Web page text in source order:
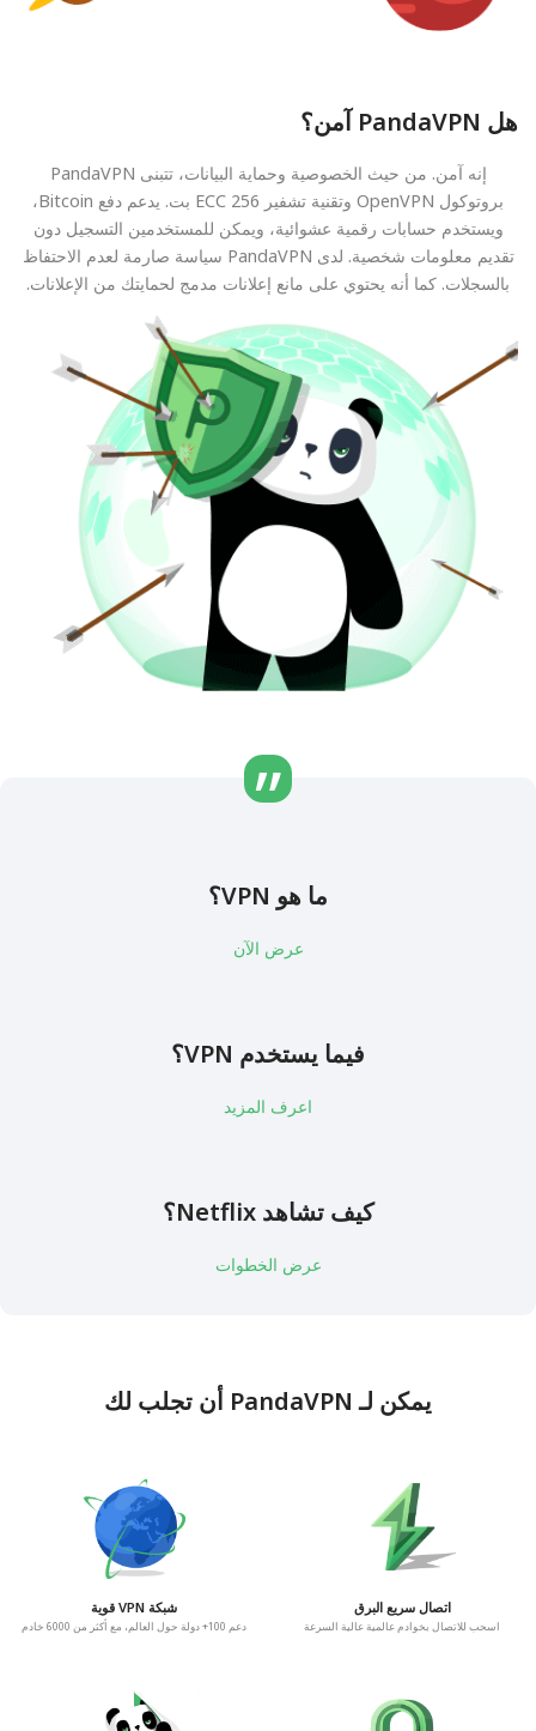
هل PandaVPN آمن؟
إنه آمن. من حيث الخصوصية وحماية البيانات، تتبنى PandaVPN
بروتوكول OpenVPN وتقنية تشفير ECC 256 بت. يدعم دفع Bitcoin،
ويستخدم حسابات رقمية عشوائية، ويمكن للمستخدمين التسجيل دون
تقديم معلومات شخصية. لدى PandaVPN سياسة صارمة لعدم الاحتفاظ
بالسجلات. كما أنه يحتوي على مانع إعلانات مدمج لحمايتك من الإعلانات.
ما هو VPN؟
عرض الآن
فيما يستخدم VPN؟
اعرف المزيد
كيف تشاهد Netflix؟
عرض الخطوات
يمكن لـ PandaVPN أن تجلب لك
اتصال سريع البرق
اسحب للاتصال بخوادم عالمية عالية السرعة
شبكة VPN قوية
دعم 100+ دولة حول العالم، مع أكثر من 6000 خادم